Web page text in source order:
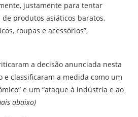
justamente para tentar
produtos asiáticos baratos,
roupas e acessórios”,
a decisão anunciada nesta
e classificaram a medida como um
e um “ataque à indústria e ao
abaixo)